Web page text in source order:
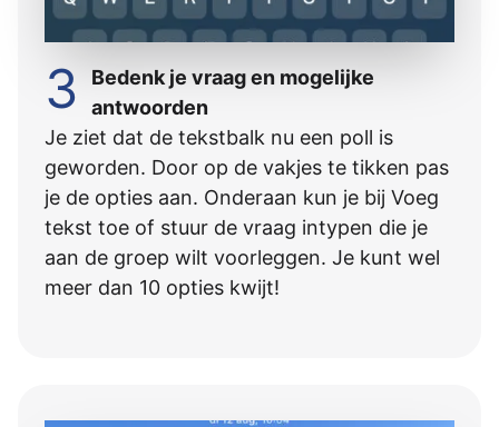
3
Bedenk je vraag en mogelijke
antwoorden
Je ziet dat de tekstbalk nu een poll is
geworden. Door op de vakjes te tikken pas
je de opties aan. Onderaan kun je bij Voeg
tekst toe of stuur de vraag intypen die je
aan de groep wilt voorleggen. Je kunt wel
meer dan 10 opties kwijt!